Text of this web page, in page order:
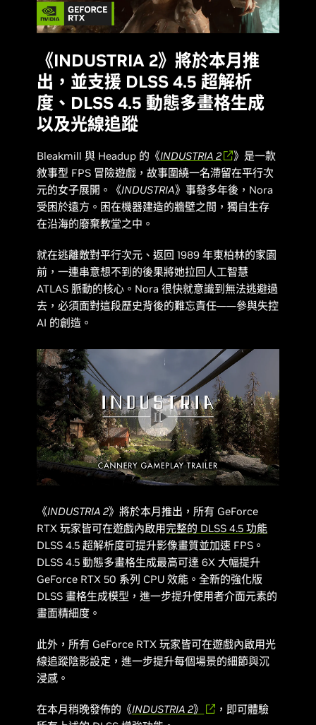
《INDUSTRIA 2》將於本月推
出，並支援 DLSS 4.5 超解析
度、DLSS 4.5 動態多畫格生成
以及光線追蹤
Bleakmill 與 Headup 的《INDUSTRIA 2
》是一款
敘事型 FPS 冒險遊戲，故事圍繞一名滯留在平行次
元的女子展開。《INDUSTRIA》事發多年後，Nora
受困於遠方。困在機器建造的牆壁之間，獨自生存
在沿海的廢棄教堂之中。
就在逃離敵對平行次元、返回 1989 年東柏林的家園
前，一連串意想不到的後果將她拉回人工智慧
ATLAS 脈動的核心。Nora 很快就意識到無法逃避過
去，必須面對這段歷史背後的難忘責任——參與失控
AI 的創造。
《INDUSTRIA 2》將於本月推出，所有 GeForce
RTX 玩家皆可在遊戲內啟用完整的 DLSS 4.5 功能
DLSS 4.5 超解析度可提升影像畫質並加速 FPS。
DLSS 4.5 動態多畫格生成最高可達 6X 大幅提升
GeForce RTX 50 系列 CPU 效能。全新的強化版
DLSS 畫格生成模型，進一步提升使用者介面元素的
畫面精細度。
此外，所有 GeForce RTX 玩家皆可在遊戲內啟用光
線追蹤陰影設定，進一步提升每個場景的細節與沉
浸感。
在本月稍晚發佈的《INDUSTRIA 2》
，即可體驗